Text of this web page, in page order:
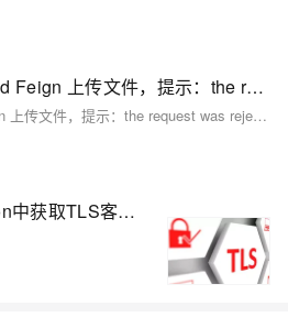
【已解决】Spring Cloud Feign 上传文件，提示：the request was rejected because no multipart boundary was found的问题
【已解决】Spring Cloud Feign 上传文件，提示：the request was rejected because no multipart boundary was found的问题
如何在Spring Integration中获取TLS客户端证书？